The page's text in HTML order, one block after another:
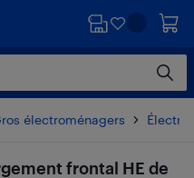
électroménagers
frontal HE de